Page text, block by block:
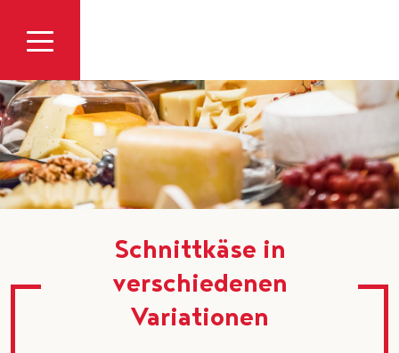
Schnittkäse in
verschiedenen
Variationen